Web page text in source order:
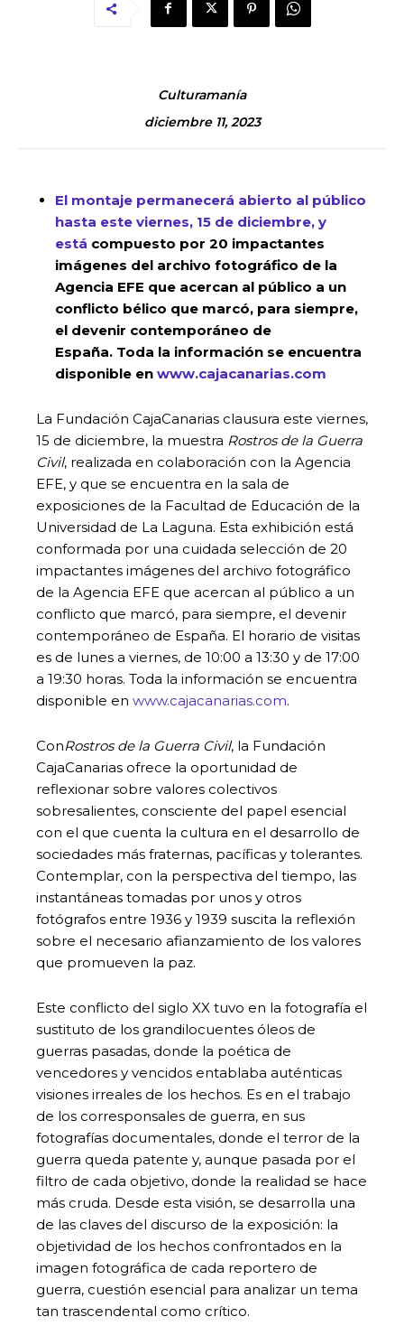
Culturamanía
diciembre 11, 2023
El montaje permanecerá abierto al público
hasta este viernes, 15 de diciembre, y
está compuesto por 20 impactantes
imágenes del archivo fotográfico de la
Agencia EFE que acercan al público a un
conflicto bélico que marcó, para siempre,
el devenir contemporáneo de
España. Toda la información se encuentra
disponible en www.cajacanarias.com
La Fundación CajaCanarias clausura este viernes,
15 de diciembre, la muestra Rostros de la Guerra
Civil, realizada en colaboración con la Agencia
EFE, y que se encuentra en la sala de
exposiciones de la Facultad de Educación de la
Universidad de La Laguna. Esta exhibición está
conformada por una cuidada selección de 20
impactantes imágenes del archivo fotográfico
de la Agencia EFE que acercan al público a un
conflicto que marcó, para siempre, el devenir
contemporáneo de España. El horario de visitas
es de lunes a viernes, de 10:00 a 13:30 y de 17:00
a 19:30 horas. Toda la información se encuentra
disponible en www.cajacanarias.com.
ConRostros de la Guerra Civil, la Fundación
CajaCanarias ofrece la oportunidad de
reflexionar sobre valores colectivos
sobresalientes, consciente del papel esencial
con el que cuenta la cultura en el desarrollo de
sociedades más fraternas, pacíficas y tolerantes.
Contemplar, con la perspectiva del tiempo, las
instantáneas tomadas por unos y otros
fotógrafos entre 1936 y 1939 suscita la reflexión
sobre el necesario afianzamiento de los valores
que promueven la paz.
Este conflicto del siglo XX tuvo en la fotografía el
sustituto de los grandilocuentes óleos de
guerras pasadas, donde la poética de
vencedores y vencidos entablaba auténticas
visiones irreales de los hechos. Es en el trabajo
de los corresponsales de guerra, en sus
fotografías documentales, donde el terror de la
guerra queda patente y, aunque pasada por el
filtro de cada objetivo, donde la realidad se hace
más cruda. Desde esta visión, se desarrolla una
de las claves del discurso de la exposición: la
objetividad de los hechos confrontados en la
imagen fotográfica de cada reportero de
guerra, cuestión esencial para analizar un tema
tan trascendental como crítico.